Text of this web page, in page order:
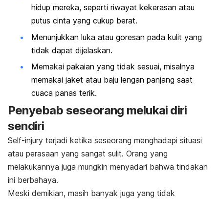
hidup mereka, seperti riwayat kekerasan atau
putus cinta yang cukup berat.
Menunjukkan luka atau goresan pada kulit yang
tidak dapat dijelaskan.
Memakai pakaian yang tidak sesuai, misalnya
memakai jaket atau baju lengan panjang saat
cuaca panas terik.
Penyebab seseorang melukai diri
sendiri
Self-injury terjadi ketika seseorang menghadapi situasi
atau perasaan yang sangat sulit. Orang yang
melakukannya juga mungkin menyadari bahwa tindakan
ini berbahaya.
Meski demikian, masih banyak juga yang tidak